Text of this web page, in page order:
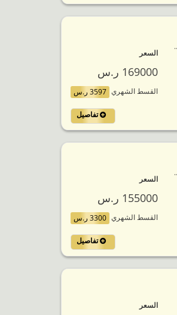
السعر
169000 ر.س
القسط الشهري 3597 ر.س
تفاصيل
السعر
155000 ر.س
القسط الشهري 3300 ر.س
تفاصيل
السعر